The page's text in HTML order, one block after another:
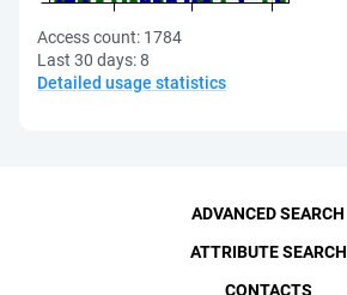
Access count: 1784
Last 30 days:8
Detailed usage statistics
ADVANCED SEARCH
ATTRIBUTE SEARCH
CONTACTS